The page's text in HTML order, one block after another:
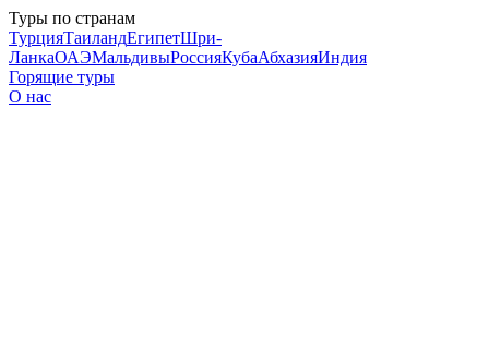
Туры по странам
ТурцияТаиландЕгипетШри-
ЛанкаОАЭМальдивыРоссияКубаАбхазияИндия
Горящие туры
О нас